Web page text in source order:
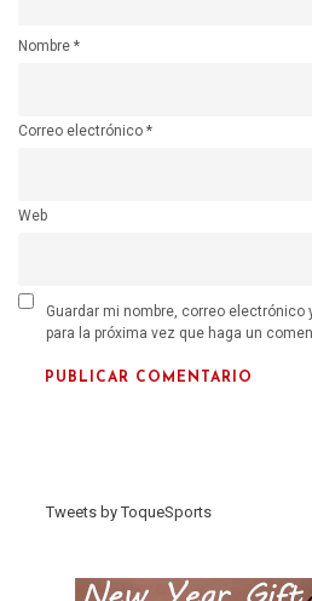
Nombre *
Correo electrónico *
Web
Guardar mi nombre, correo
para la próxima vez que haga un
Tweets by ToqueSports